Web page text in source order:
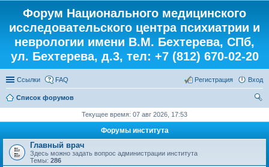
Форум Национального медицинского
исследовательского центра психиатрии и
неврологии имени В.М. Бехтерева, СПб,
ул. Бехтерева, д.3, тел: +7 (812) 670-02-20
Ссылки FAQ Вход
Регистрация
Список форумов
Текущее время: 07 авг 2026, 17:53
Форумы института
Главный врач
Здесь можно задать вопрос администрации института
Темы: 286